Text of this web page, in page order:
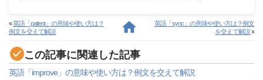
«英語「patient」の意味や使い方は？
例文を交えて解説
英語「sync」の意味や使い方は？例文
を交えて解説»
この記事に関連した記事
英語「improve」の意味や使い方は？例文を交えて解説